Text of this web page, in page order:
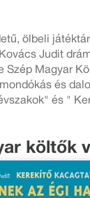
ölbeli
Judit
Szép Magyar
és
és "
költők